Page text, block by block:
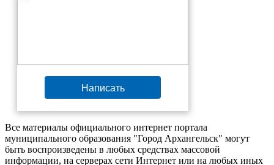
Написать
Все материалы официального интернет портала
муниципального образования "Город Архангельск" могут
быть воспроизведены в любых средствах массовой
информации, на серверах сети Интернет или на любых иных